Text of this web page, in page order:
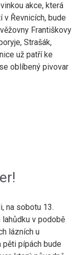
akce, která
v Řevnicích, bude
Františkovy
Strašák,
už patří ke
oblíbený pivovar
na sobotu 13.
v podobě
lázních u
pěti pípách bude